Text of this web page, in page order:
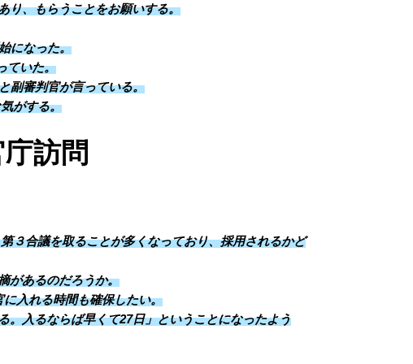
り、もらうことをお願いする。
になった。
ていた。
副審判官が言っている。
がする。
訪問
３合議を取ることが多くなっており、採用されるかど
があるのだろうか。
入れる時間も確保したい。
。入るならば早くて27日」ということになったよう